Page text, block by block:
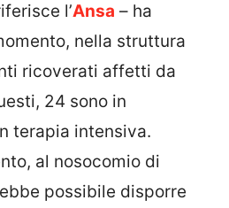
l’Ansa – ha
nella struttura
ricoverati affetti da
24 sono in
terapia intensiva.
al nosocomio di
possibile disporre